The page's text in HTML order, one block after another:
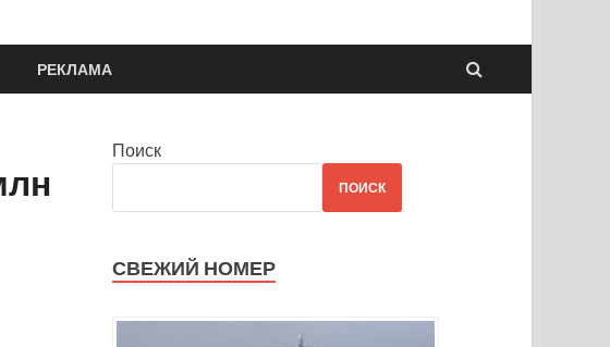
РЕКЛАМА
Поиск
ПОИСК
СВЕЖИЙ НОМЕР